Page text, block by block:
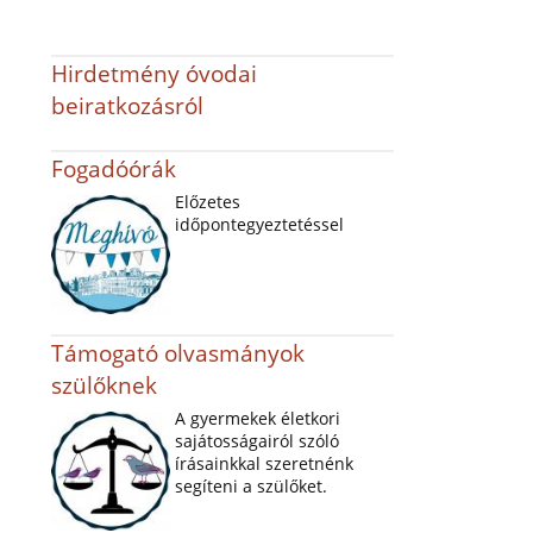
Hirdetmény óvodai
beiratkozásról
Fogadóórák
Előzetes
időpontegyeztetéssel
Támogató olvasmányok
szülőknek
A gyermekek életkori
sajátosságairól szóló
írásainkkal szeretnénk
segíteni a szülőket.